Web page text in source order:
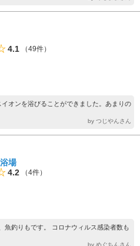
4.1
（49件）
オンを浴びることができました。あまりの
by つじやんさん
場
4.2
（4件）
魚釣りもです。 コロナウィルス感染者数も
by めぐちんさん